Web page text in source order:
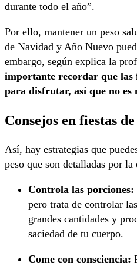
durante todo el año”.
Por ello, mantener un peso
de Navidad y Año Nuevo
embargo, según explica la
importante recordar que las
para disfrutar, así que no es
Consejos en fiestas
Así, hay estrategias que
peso que son detalladas por
Controla las porciones:
pero trata de controlar
grandes cantidades y
saciedad de tu cuerpo.
Come con consciencia: